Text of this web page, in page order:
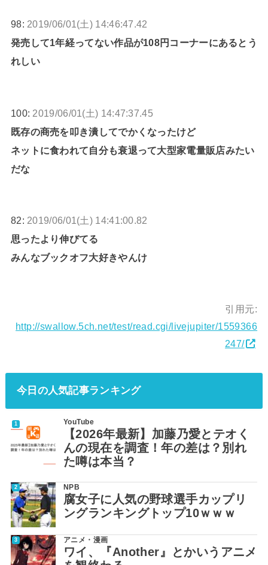
98: 2019/06/01(土) 14:46:47.42
発売して1年経ってない作品が108円コーナーにあるとう
れしい
100: 2019/06/01(土) 14:47:37.45
既存の商売を叩き潰してでかくなったけど
ネットに食われて自分も衰退って大型家電量販店みたい
だな
82: 2019/06/01(土) 14:41:00.82
思ったより伸びてる
みんなブックオフ大好きやんけ
引用元:
http://swallow.5ch.net/test/read.cgi/livejupiter/1559366
247/
今日の人気記事ランキング
YouTube
【2026年最新】加藤乃愛とテオく
んの現在を調査！年の差は？別れ
た噂は本当？
NPB
腐女子に人気の野球選手カップリ
ングランキングトップ10ｗｗｗ
アニメ・漫画
ワイ、『Another』とかいうアニメ